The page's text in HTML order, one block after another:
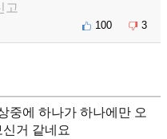
고
100 3
중에 하나가 하나에만 오
거 같네요